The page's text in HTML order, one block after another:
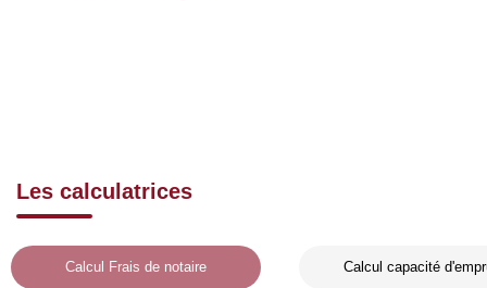
Les calculatrices
Calcul Frais de notaire Calcul capacité